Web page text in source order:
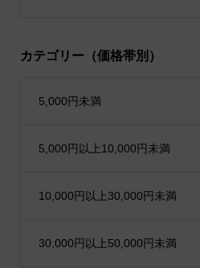
カテゴリー（価格帯別）
5,000円未満
5,000円以上10,000円未満
10,000円以上30,000円未満
30,000円以上50,000円未満